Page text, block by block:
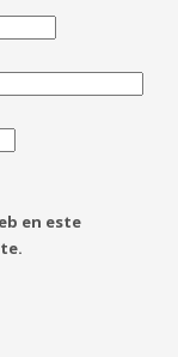
en este